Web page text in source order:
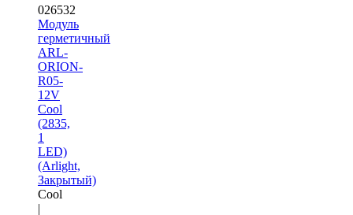
026532
Модуль
герметичный
ARL-
ORION-
R05-
12V
Cool
(2835,
1
LED)
(Arlight,
Закрытый)
Cool
|